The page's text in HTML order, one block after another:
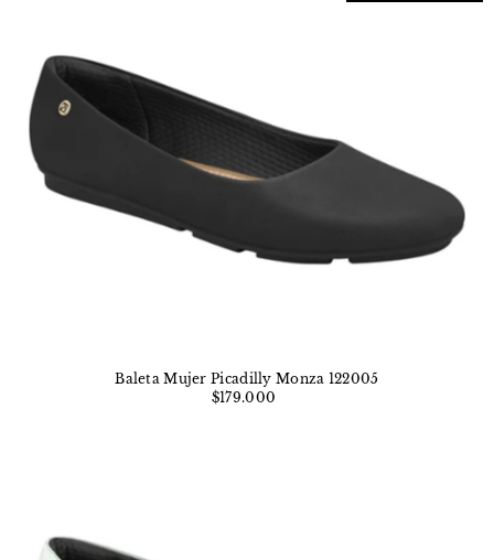
Baleta Mujer Picadilly Monza 122005
$179.000